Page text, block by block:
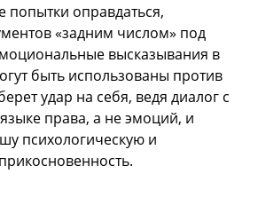
попытки оправдаться,
«задним числом» под
высказывания в
быть использованы против
удар на себя, ведя диалог с
права, а не эмоций, и
психологическую и